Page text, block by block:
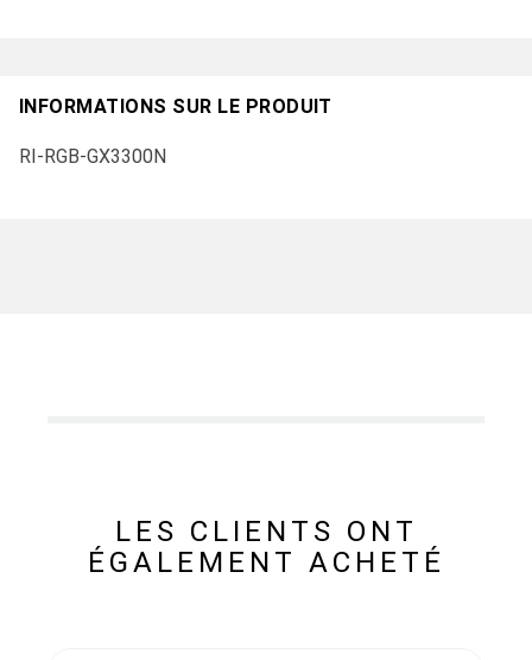
INFORMATIONS SUR LE PRODUIT
RI-RGB-GX3300N
LES CLIENTS ONT
ÉGALEMENT ACHETÉ